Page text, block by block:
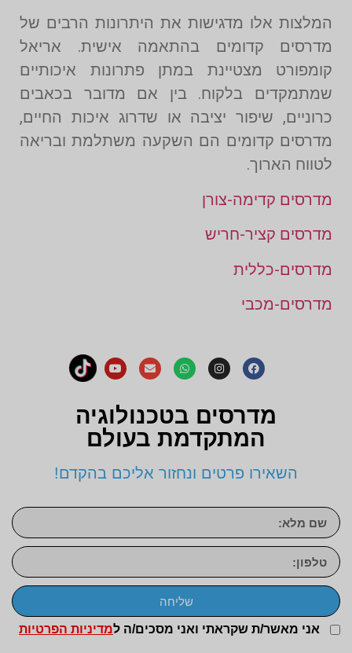
המלצות אלו מדגישות את היתרונות הרבים של
מדרסים קדומים בהתאמה אישית. אריאל
קומפורט מצטיינת במתן פתרונות איכותיים
שמתמקדים בלקוח. בין אם מדובר בכאבים
כרוניים, שיפור יציבה או שדרוג איכות החיים,
מדרסים קדומים הם השקעה משתלמת ובריאה
לטווח הארוך.
מדרסים קדימה-צורן
מדרסים קציר-חריש
מדרסים-כללית
מדרסים-מכבי
מדרסים בטכנולוגיה
המתקדמת בעולם
השאירו פרטים ונחזור אליכם בהקדם!
אני מאשר/ת שקראתי ואני מסכים/ה למדיניות הפרטיות
שליחה